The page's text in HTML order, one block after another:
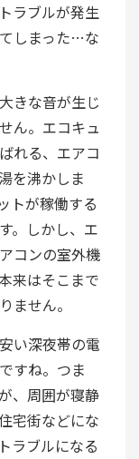
ラブルが発生
しまった…な
きな音が生じ
ん。エコキュ
れる、エアコ
を沸かしま
トが稼働する
。しかし、エ
コンの室外機
来はそこまで
ません。
い深夜帯の電
すね。つま
、周囲が寝静
宅街などにな
ラブルになる